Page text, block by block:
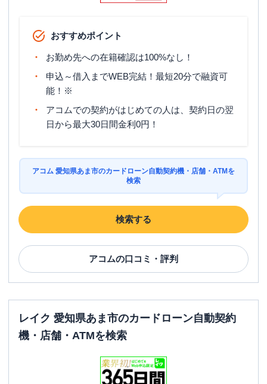
おすすめポイント
お勤め先への在籍確認は100%なし！
申込～借入までWEB完結！最短20分で融資可
能！※
アコムでの契約がはじめての人は、契約日の翌
日から最大30日間金利0円！
アコム 愛知県あま市のカードローン自動契約機・店舗・ATMを
検索
検索する
アコムの口コミ・評判
レイク 愛知県あま市のカードローン自動契約
機・店舗・ATMを検索